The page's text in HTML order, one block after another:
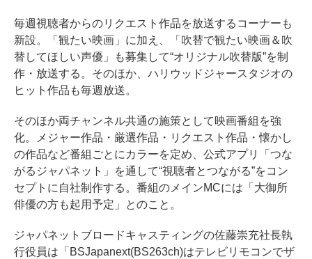
毎週視聴者からのリクエスト作品を放送するコーナーも
新設。「観たい映画」に加え、「吹替で観たい映画＆吹
替してほしい声優」も募集して“オリジナル吹替版”を制
作・放送する。そのほか、ハリウッドジャースタジオの
ヒット作品も毎週放送。
そのほか両チャンネル共通の施策として映画番組を強
化。メジャー作品・厳選作品・リクエスト作品・懐かし
の作品など番組ごとにカラーを定め、公式アプリ「つな
がるジャパネット」を通して“視聴者とつながる”をコン
セプトに自社制作する。番組のメインMCには「大御所
俳優の方も起用予定」とのこと。
ジャパネットブロードキャスティングの佐藤崇充社長執
行役員は「BSJapanext(BS263ch)はテレビリモコンでザ